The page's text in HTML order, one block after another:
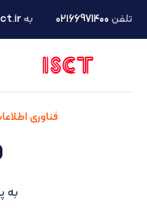
تلفن ۰۲۱66971400 به
فناوری
به